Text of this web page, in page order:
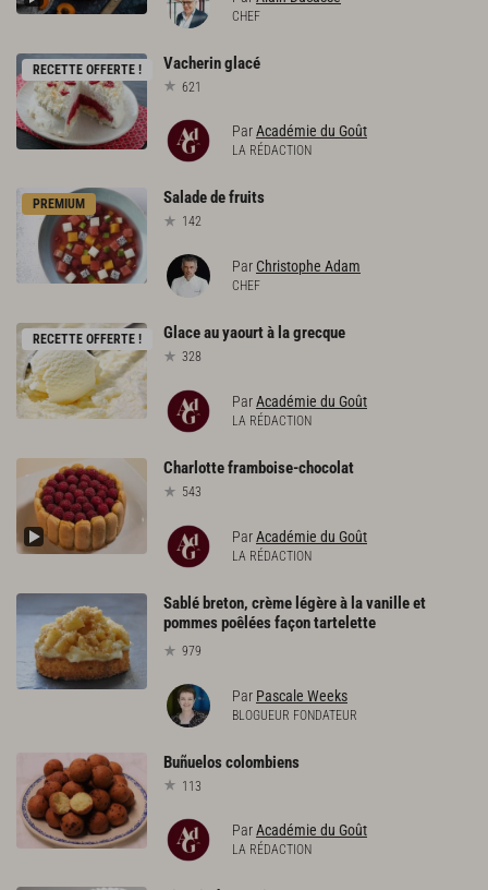
CHEF
RECETTE OFFERTE ! Vacheringlacé
621
ParAcadémie du Goût
LA RÉDACTION
PREMIUM Saladedefruits
142
Par Christophe Adam
CHEF
RECETTE OFFERTE ! Glaceauyaourtà lagrecque
328
ParAcadémie du Goût
LA RÉDACTION
Charlotteframboise-chocolat
543
ParAcadémie du Goût
LA RÉDACTION
Sablé breton, crème légère à la vanille et
pommes poêlées façon tartelette
979
Par Pascale Weeks
BLOGUEUR FONDATEUR
Buñueloscolombiens
113
ParAcadémie du Goût
LA RÉDACTION